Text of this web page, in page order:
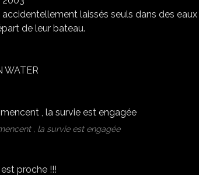
laissés seuls dans des
de leur bateau.
, la survie est engagée